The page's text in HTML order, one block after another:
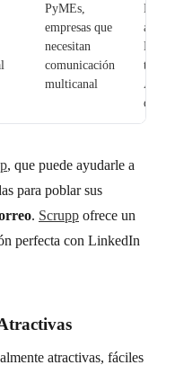
PyMEs,
empresas que
necesitan
comunicación
multicanal
Email
API,
de
, que puede ayudarle a
para poblar sus
. Scrupp ofrece un
perfecta con LinkedIn
atractivas, fáciles